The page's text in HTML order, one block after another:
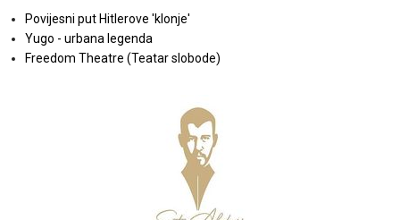
Povijesni put Hitlerove 'klonje'
Yugo - urbana legenda
Freedom Theatre (Teatar slobode)